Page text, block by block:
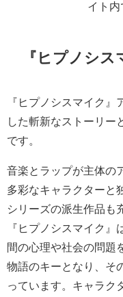
イト内
『ヒプノシ
『ヒプノシスマイク
した斬新なストーリー
です。
音楽とラップが主体の
多彩なキャラクターと
シリーズの派生作品も
『ヒプノシスマイク』
間の心理や社会の問題
物語のキーとなり、そ
っています。キャラク